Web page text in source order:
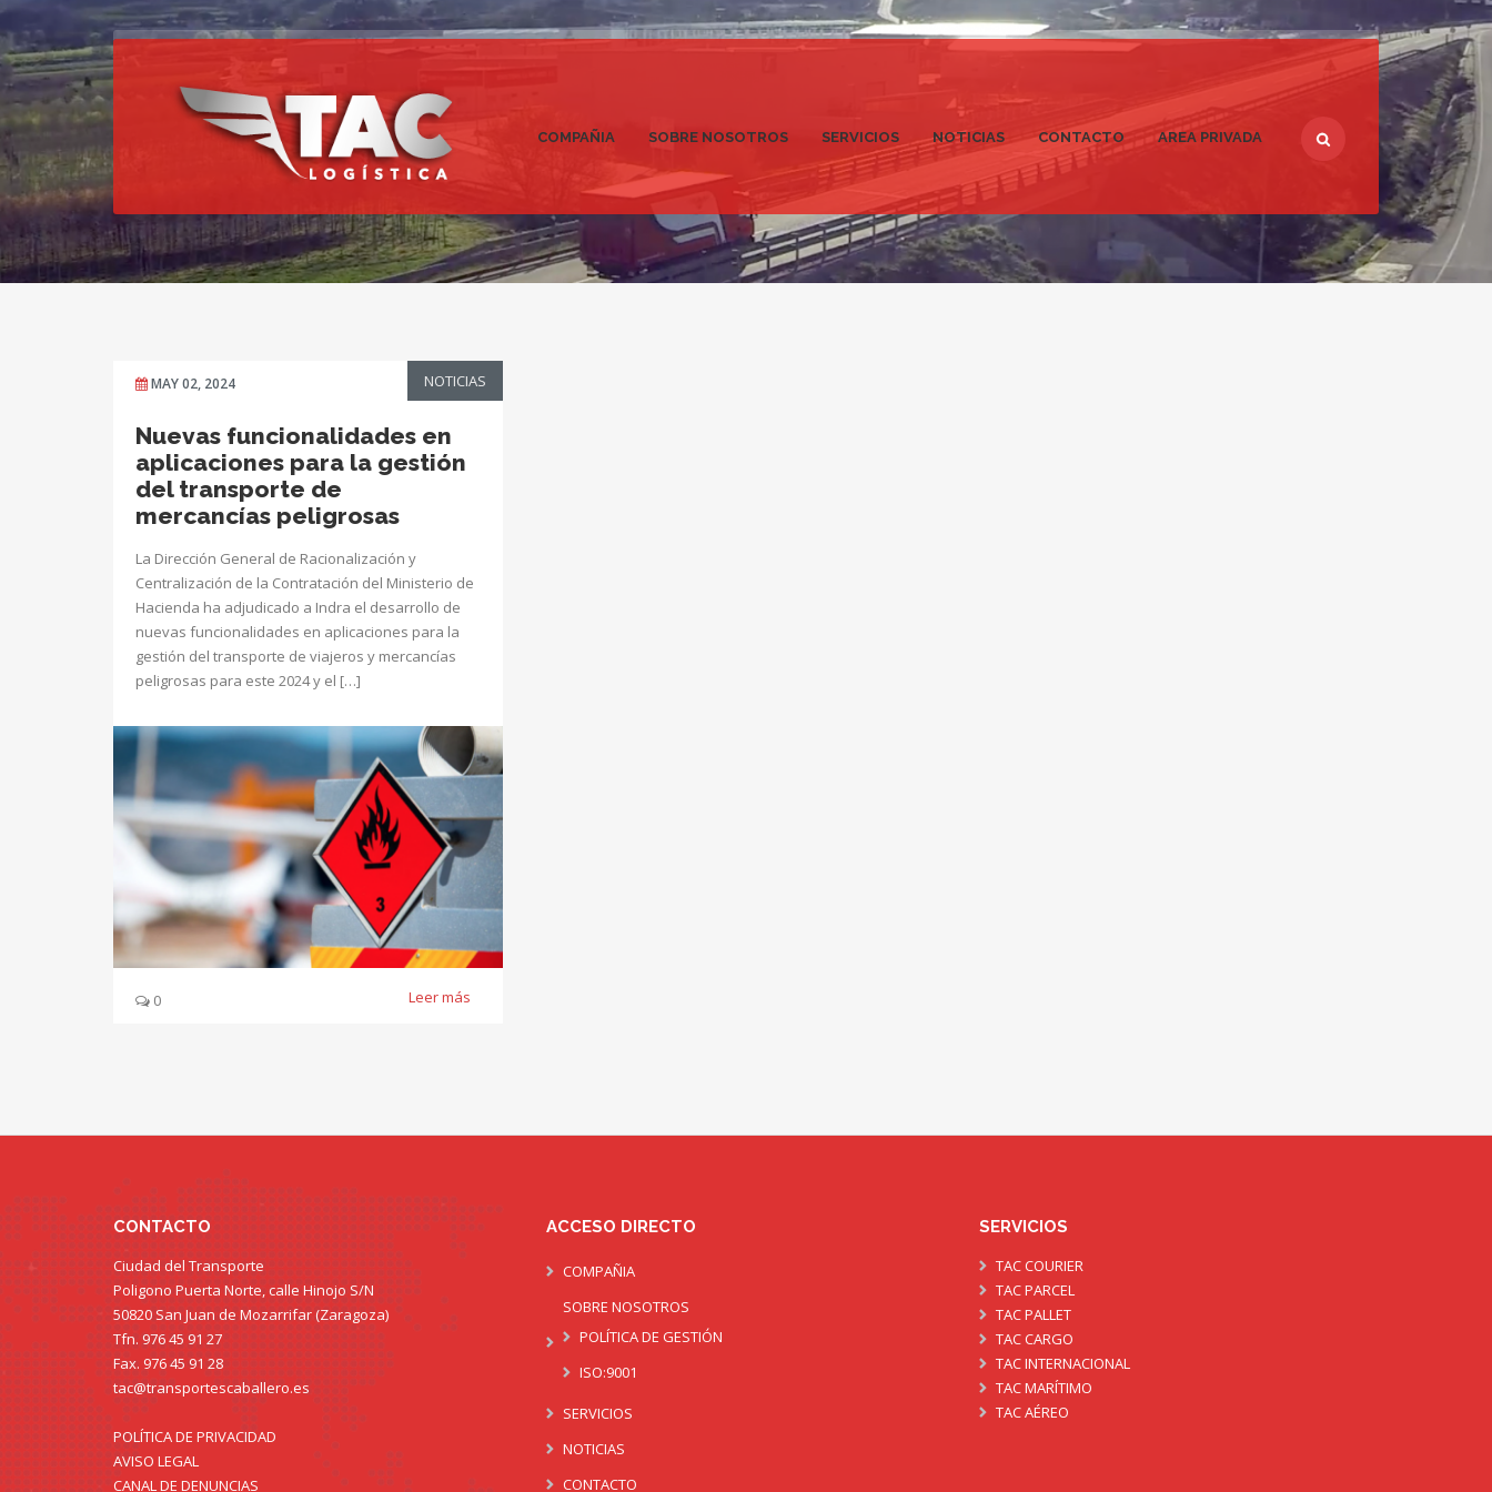
COMPAÑIA SOBRE NOSOTROS SERVICIOS NOTICIAS CONTACTO AREA PRIVADA
MAY 02, 2024 NOTICIAS
Nuevas funcionalidades en
aplicaciones para la gestión
del transporte de
mercancías peligrosas
La Dirección General de Racionalización y
Centralización de la Contratación del Ministerio de
Hacienda ha adjudicado a Indra el desarrollo de
nuevas funcionalidades en aplicaciones para la
gestión del transporte de viajeros y mercancías
peligrosas para este 2024 y el […]
0 Leer más
CONTACTO
Ciudad del Transporte
Poligono Puerta Norte, calle Hinojo S/N
50820 San Juan de Mozarrifar (Zaragoza)
Tfn. 976 45 91 27
Fax. 976 45 91 28
tac@transportescaballero.es
POLÍTICA DE PRIVACIDAD
AVISO LEGAL
CANAL DE DENUNCIAS
ACCESO DIRECTO
COMPAÑIA
SOBRE NOSOTROS
POLÍTICA DE GESTIÓN
ISO:9001
SERVICIOS
NOTICIAS
CONTACTO
SERVICIOS
TAC COURIER
TAC PARCEL
TAC PALLET
TAC CARGO
TAC INTERNACIONAL
TAC MARÍTIMO
TAC AÉREO